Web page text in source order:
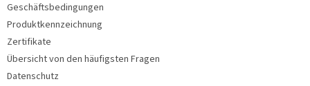
Geschäftsbedingungen
Produktkennzeichnung
Zertifikate
Übersicht von den häufigsten Fragen
Datenschutz